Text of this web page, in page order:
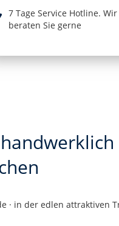
7 Tage Service Hotline.
beraten Sie gerne
in der edlen attraktiven